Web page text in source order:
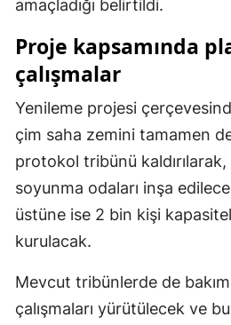
amaçladığı belirtildi.
Proje kapsamında
çalışmalar
Yenileme projesi
çim saha zemini tamamen
protokol tribünü kaldırılarak,
soyunma odaları inşa
üstüne ise 2 bin kişi
kurulacak.
Mevcut tribünlerde de
çalışmaları yürütülecek ve